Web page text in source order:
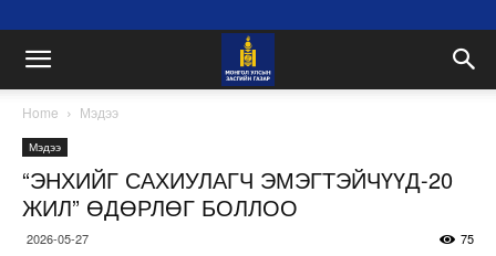
Home Мэдээ
Мэдээ
“ЭНХИЙГ САХИУЛАГЧ ЭМЭГТЭЙЧҮҮД-20
ЖИЛ” ӨДӨРЛӨГ БОЛЛОО
2026-05-27 75